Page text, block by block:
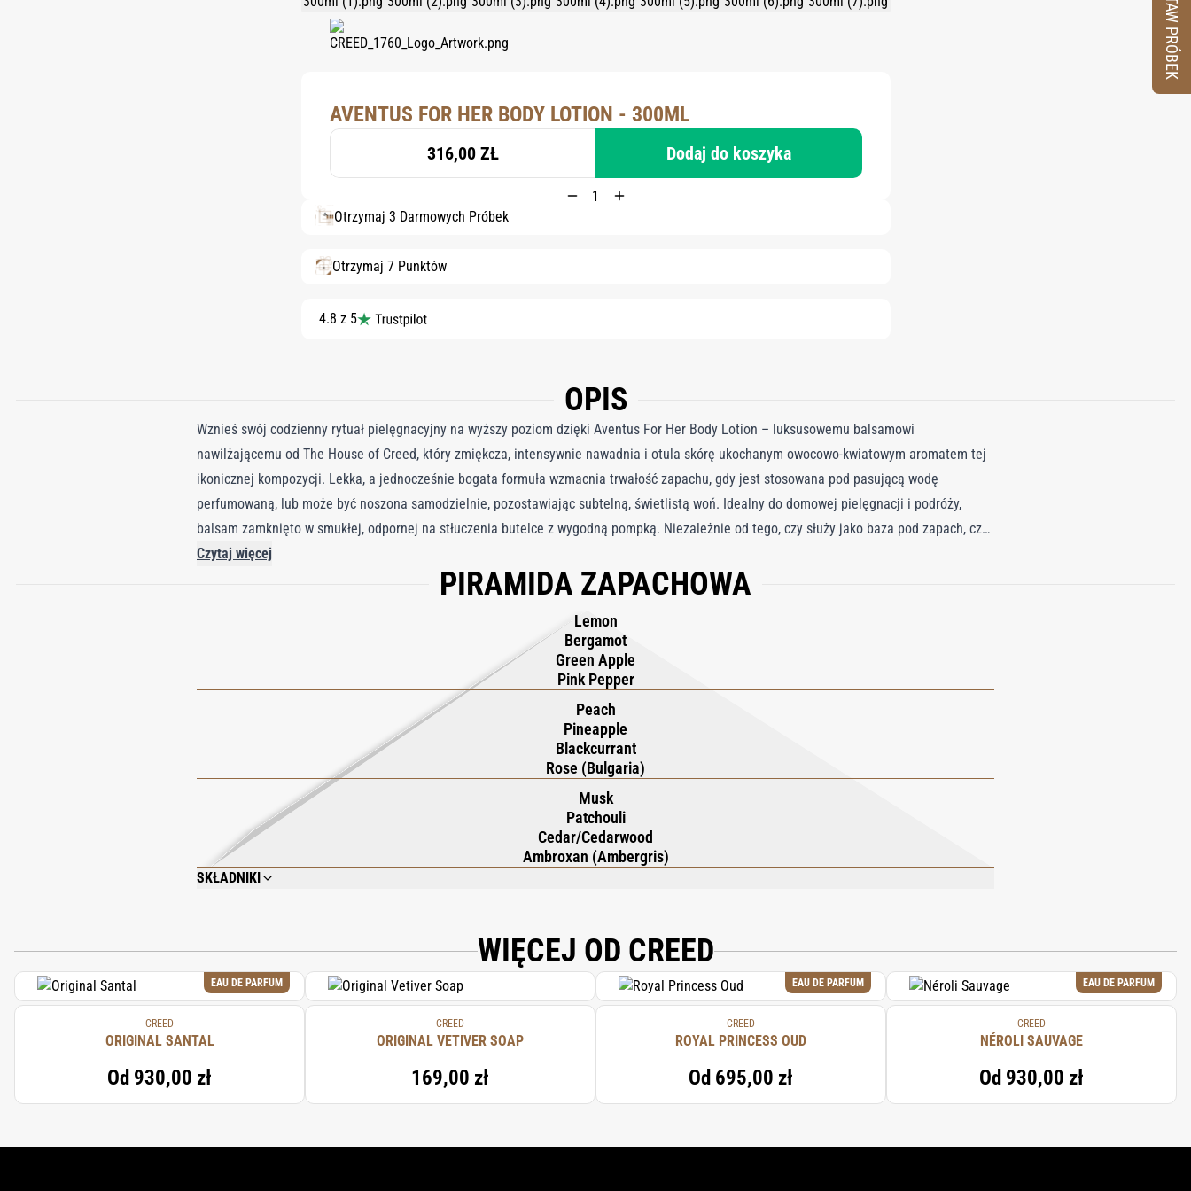
AVENTUS FOR HER BODY LOTION - 300ML
316,00 ZŁ Dodaj do koszyka
Otrzymaj 3 Darmowych Próbek
Otrzymaj 7 Punktów
4.8 z 5
OPIS
Wznieś swój codzienny rytuał pielęgnacyjny na wyższy poziom dzięki Aventus For Her Body Lotion – luksusowemu balsamowi
nawilżającemu od The House of Creed, który zmiękcza, intensywnie nawadnia i otula skórę ukochanym owocowo-kwiatowym aromatem tej
ikonicznej kompozycji. Lekka, a jednocześnie bogata formuła wzmacnia trwałość zapachu, gdy jest stosowana pod pasującą wodę
perfumowaną, lub może być noszona samodzielnie, pozostawiając subtelną, świetlistą woń. Idealny do domowej pielęgnacji i podróży,
balsam zamknięto w smukłej, odpornej na stłuczenia butelce z wygodną pompką. Niezależnie od tego, czy służy jako baza pod zapach, czy
jako samodzielna przyjemność, zapewnia jedwabiście gładką skórę i długotrwały aromat, stając się niezbędnym elementem każdej
Czytaj więcej
PIRAMIDA ZAPACHOWA
Lemon
Bergamot
Green Apple
Pink Pepper
Peach
Pineapple
Blackcurrant
Rose (Bulgaria)
Musk
Patchouli
Cedar/Cedarwood
Ambroxan (Ambergris)
SKŁADNIKI
PALMITATE, LINALOOL, SORBITAN OLEATE, CITRONELLOL, BIOSACCHARIDE GUM-1, CITRAL, CITRIC ACID, SODIUM HYDROXIDE, GERANIOL, HEXYL CINNAMAL,
WIĘCEJ OD CREED
EAU DE PARFUM
CREED
ORIGINAL SANTAL
Od 930,00 zł
CREED
ORIGINAL VETIVER SOAP
169,00 zł
EAU DE PARFUM
CREED
ROYAL PRINCESS OUD
Od 695,00 zł
EAU DE PARFUM
CREED
NÉROLI SAUVAGE
Od 930,00 zł
ZESTAW PRÓBEK